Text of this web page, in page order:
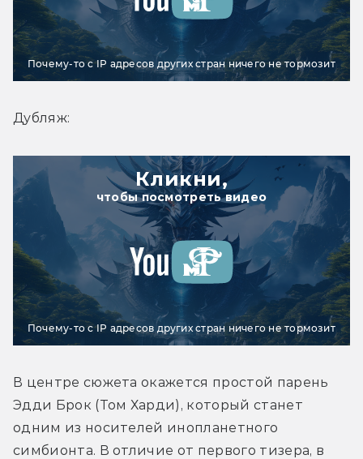
Почему-то с IP адресов других стран ничего не тормозит
Дубляж:
Кликни,
чтобы посмотреть видео
Почему-то с IP адресов других стран ничего не тормозит
В центре сюжета окажется простой парень
Эдди Брок (Том Харди), который станет
одним из носителей инопланетного
симбионта. В отличие от первого тизера, в